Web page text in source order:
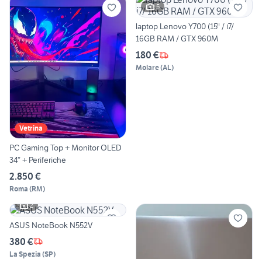
Vetrina
PC Gaming Top + Monitor OLED
34” + Periferiche
2.850 €
Roma (RM)
5
laptop Lenovo Y700 (15" / i7/
16GB RAM / GTX 960M
180 €
Molare(AL)
2
ASUS NoteBook N552V
380 €
La Spezia (SP)